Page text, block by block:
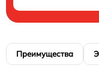
Преимущества